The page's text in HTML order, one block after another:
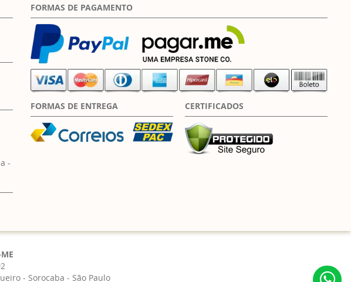
-
FORMAS DE PAGAMENTO
FORMAS DE ENTREGA CERTIFICADOS
- Sorocaba - São Paulo